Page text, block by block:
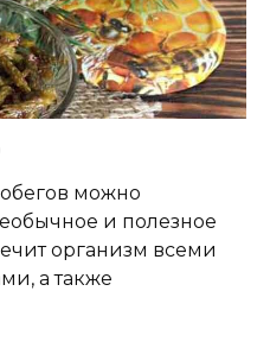
можно
и полезное
организм всеми
а также